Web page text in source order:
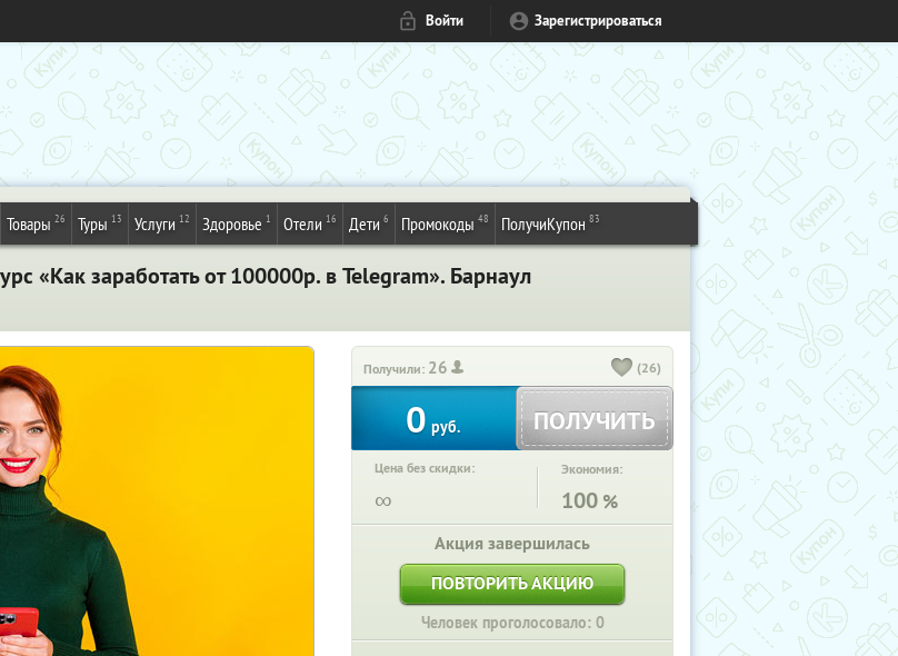
Войти Зарегистрироваться
Товары 26 Туры 13 Услуги 12 Здоровье 1 Отели 16 Дети 6 Промокоды 48 ПолучиКупон 83
«Как заработать от 100000р. в Telegram». Барнаул
Получили: 26 (26)
0 руб. ПОЛУЧИТЬ
Цена без скидки:
∞
Экономия:
100 %
Акция завершилась
ПОВТОРИТЬ АКЦИЮ
Человек проголосовало: 0